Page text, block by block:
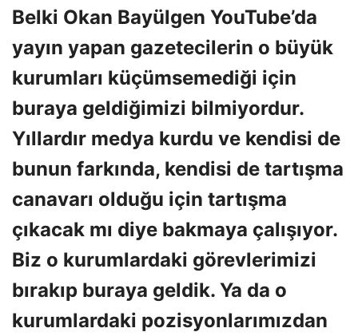
Belki Okan Bayülgen YouTube’da
yayın yapan gazetecilerin o büyük
kurumları küçümsemediği için
buraya geldiğimizi bilmiyordur.
Yıllardır medya kurdu ve kendisi de
bunun farkında, kendisi de tartışma
canavarı olduğu için tartışma
çıkacak mı diye bakmaya çalışıyor.
Biz o kurumlardaki görevlerimizi
bırakıp buraya geldik. Ya da o
kurumlardaki pozisyonlarımızdan